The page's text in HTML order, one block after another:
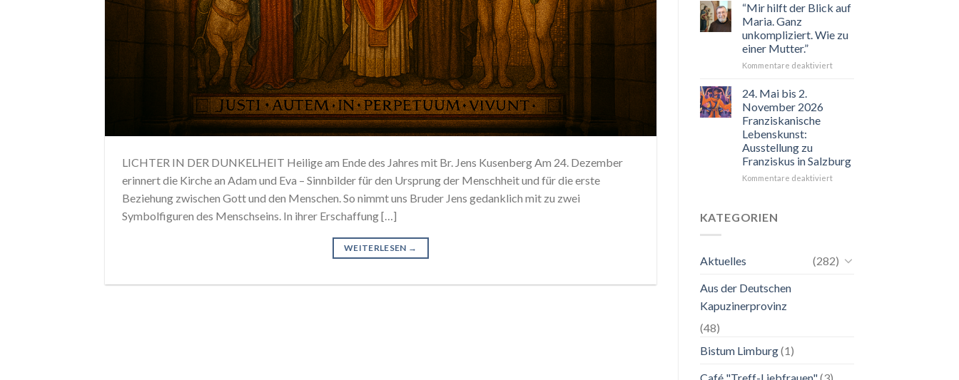
LICHTER IN DER DUNKELHEIT Heilige am Ende des Jahres mit Br. Jens Kusenberg Am 24. Dezember
erinnert die Kirche an Adam und Eva – Sinnbilder für den Ursprung der Menschheit und für die erste
Beziehung zwischen Gott und den Menschen. So nimmt uns Bruder Jens gedanklich mit zu zwei
Symbolfiguren des Menschseins. In ihrer Erschaffung […]
WEITERLESEN →
“Mir hilft der Blick auf
Maria. Ganz
unkompliziert. Wie zu
einer Mutter.”
Kommentare deaktiviertfür
unkompliziert.
24. Mai bis 2.
November 2026
Franziskanische
Lebenskunst:
Ausstellung zu
Franziskus in Salzburg
Kommentare deaktiviertfür
Franziskanische
KATEGORIEN
Aktuelles
(282)
Aus der Deutschen
Kapuzinerprovinz
(48)
Bistum Limburg(1)
Café "Treff-Liebfrauen"(3)